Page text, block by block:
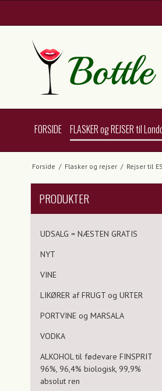
FORSIDE FLASKER og REJSER til
Forside / Flasker og rejser / Rejser til
PRODUKTER
UDSALG = NÆSTEN GRATIS
NYT
VINE
LIKØRER af FRUGT og URTER
PORTVINE og MARSALA
VODKA
ALKOHOL til fødevare FINSPRIT
96%, 96,4% biologisk, 99,9%
absolut ren